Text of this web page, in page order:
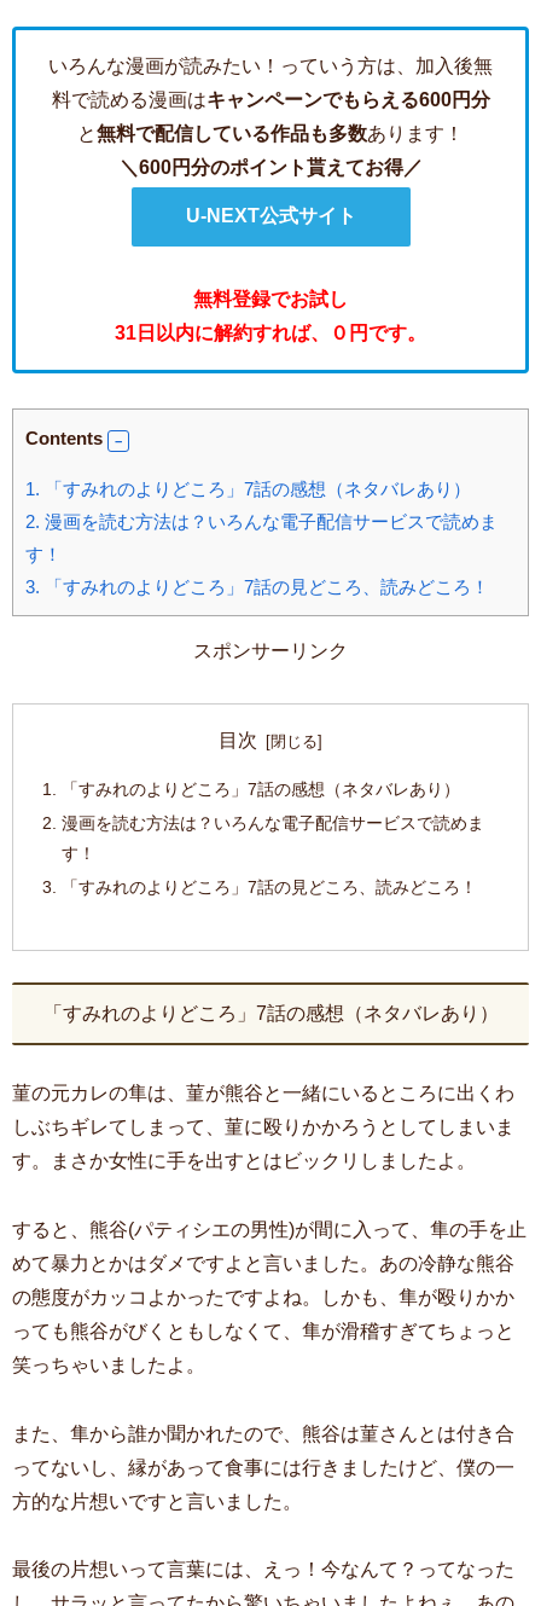
いろんな漫画が読みたい！っていう方は、加入後無
料で読める漫画はキャンペーンでもらえる600円分
と無料で配信している作品も多数あります！
＼600円分のポイント貰えてお得／
U-NEXT公式サイト
無料登録でお試し
31日以内に解約すれば、０円です。
Contents
1. 「すみれのよりどころ」7話の感想（ネタバレあり）
2. 漫画を読む方法は？いろんな電子配信サービスで読めま
す！
3. 「すみれのよりどころ」7話の見どころ、読みどころ！
スポンサーリンク
目次
「すみれのよりどころ」7話の感想（ネタバレあり）
漫画を読む方法は？いろんな電子配信サービスで読めま
す！
「すみれのよりどころ」7話の見どころ、読みどころ！
「すみれのよりどころ」7話の感想（ネタバレあり）
菫の元カレの隼は、菫が熊谷と一緒にいるところに出くわ
しぶちギレてしまって、菫に殴りかかろうとしてしまいま
す。まさか女性に手を出すとはビックリしましたよ。
すると、熊谷(パティシエの男性)が間に入って、隼の手を止
めて暴力とかはダメですよと言いました。あの冷静な熊谷
の態度がカッコよかったですよね。しかも、隼が殴りかか
っても熊谷がびくともしなくて、隼が滑稽すぎてちょっと
笑っちゃいましたよ。
また、隼から誰か聞かれたので、熊谷は菫さんとは付き合
ってないし、縁があって食事には行きましたけど、僕の一
方的な片想いですと言いました。
最後の片想いって言葉には、えっ！今なんて？ってなった